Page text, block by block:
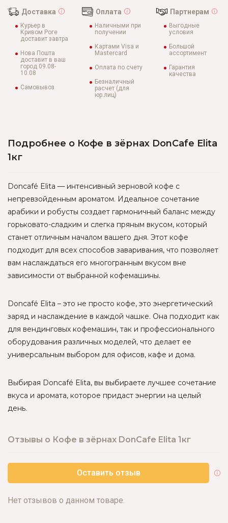
Доставка
Курьер в
Кривом Роге
доставит завтра
Нова Пошта
доставит в ваш
город 09.08-
10.08
Самовывоз
Оплата
Наличными при
получении
Картами Visa и
Mastercard
Оплата по счету
Безналичный
расчет (для
юр.лиц)
Партнерам
Выгодные
условия
Большой
ассортимент
Гарантия
качества
Подробнее о Кофе в зёрнах DonCafe Elita
1кг
Doncafé Elita — интенсивный зерновой кофе с
непревзойденным ароматом. Идеальное сочетание
арабики и робусты создает гармоничный баланс между
горьковато-сладким и слегка пряным вкусом, который
станет отличным началом вашего дня. Этот кофе
подходит для всех способов заваривания, что позволяет
вам наслаждаться его многогранным вкусом вне
зависимости от выбранной кофемашины.
Doncafé Elita – это не просто кофе, это энергетический
заряд и наслаждение в каждой чашке. Она подходит как
для вендинговых кофемашин, так и профессионального
оборудования различных моделей, что делает ее
универсальным выбором для офисов, кафе и дома.
Выбирая Doncafé Elita, вы выбираете лучшее сочетание
вкуса и аромата, которое придаст энергии на целый
день.
Отзывы о Кофе в зёрнах DonCafe Elita 1кг
Оставить отзыв
Нет отзывов о данном товаре.